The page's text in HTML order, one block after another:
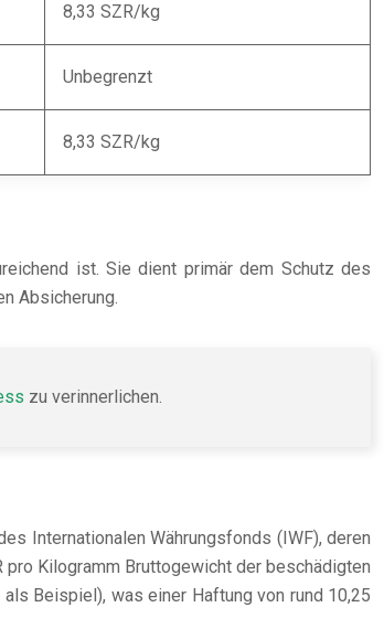
8,33 SZR/kg
Unbegrenzt
8,33 SZR/kg
ist. Sie dient primär dem Schutz des
Absicherung.
zu verinnerlichen.
Internationalen Währungsfonds (IWF), deren
Kilogramm Bruttogewicht der beschädigten
als Beispiel), was einer Haftung von rund 10,25